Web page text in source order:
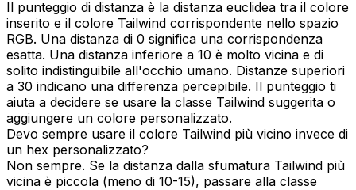
Il punteggio di distanza è la distanza euclidea tra il colore
inserito e il colore Tailwind corrispondente nello spazio
RGB. Una distanza di 0 significa una corrispondenza
esatta. Una distanza inferiore a 10 è molto vicina e di
solito indistinguibile all'occhio umano. Distanze superiori
a 30 indicano una differenza percepibile. Il punteggio ti
aiuta a decidere se usare la classe Tailwind suggerita o
aggiungere un colore personalizzato.
Devo sempre usare il colore Tailwind più vicino invece di
un hex personalizzato?
Non sempre. Se la distanza dalla sfumatura Tailwind più
vicina è piccola (meno di 10-15), passare alla classe